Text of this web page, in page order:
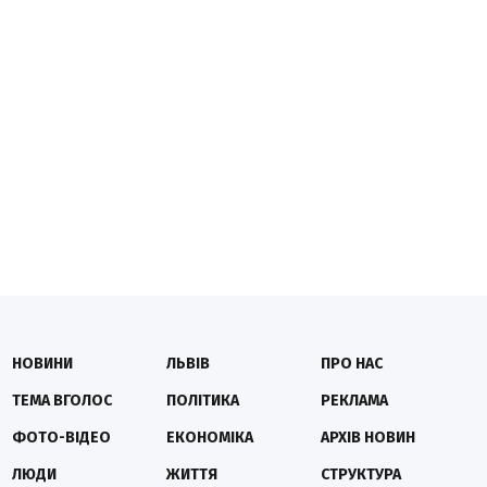
НОВИНИ
ТЕМА ВГОЛОС
ФОТО-ВІДЕО
ЛЮДИ
ЛЬВІВ
ПОЛІТИКА
ЕКОНОМІКА
ЖИТТЯ
ПРО НАС
РЕКЛАМА
АРХІВ НОВИН
СТРУКТУРА